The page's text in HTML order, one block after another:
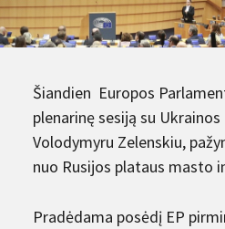
Šiandien Europos
plenarinę sesiją su
Volodymyru Zelenskiu,
nuo Rusijos plataus masto
Pradėdama posėdį EP